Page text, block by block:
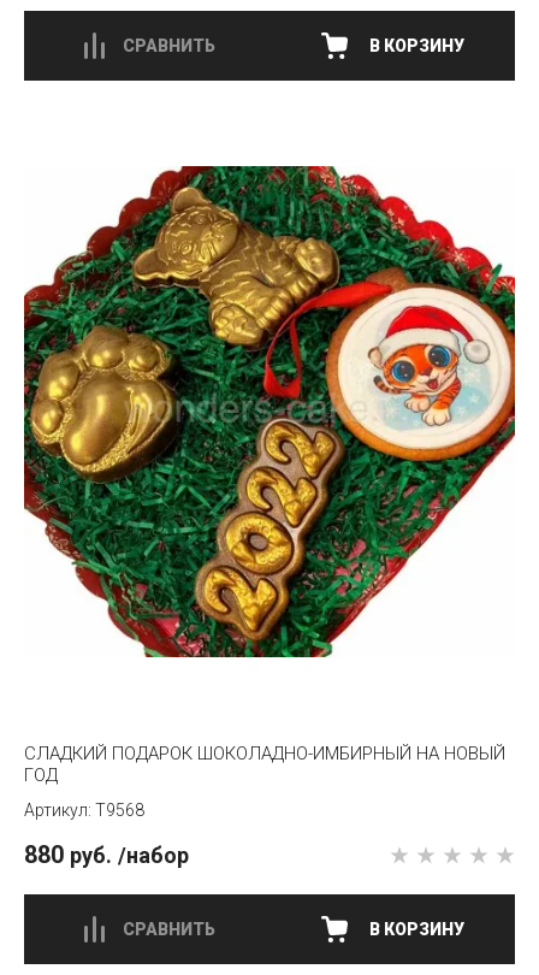
СЛАДКИЙ ПОДАРОК ШОКОЛАДНО-ИМБИРНЫЙ НА НОВЫЙ
ГОД
T9568
880 руб. /набор